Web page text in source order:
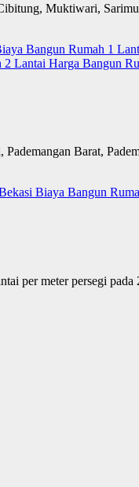
Muktiwari,
Bangun Rumah 1
2 Lantai Harga Bangun
Barat,
Biaya Bangun
per meter persegi